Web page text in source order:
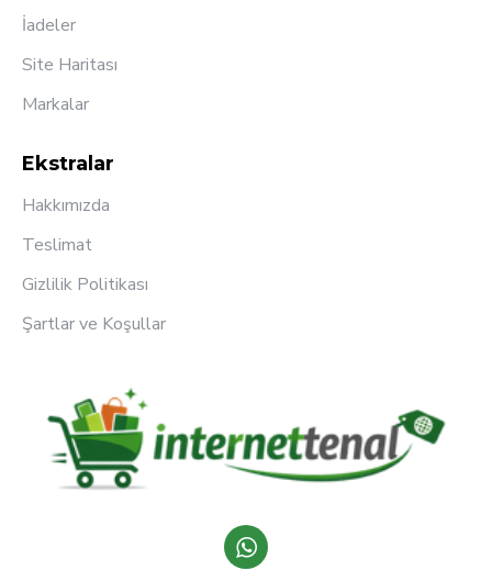
İadeler
Site Haritası
Markalar
Ekstralar
Hakkımızda
Teslimat
Gizlilik Politikası
Şartlar ve Koşullar